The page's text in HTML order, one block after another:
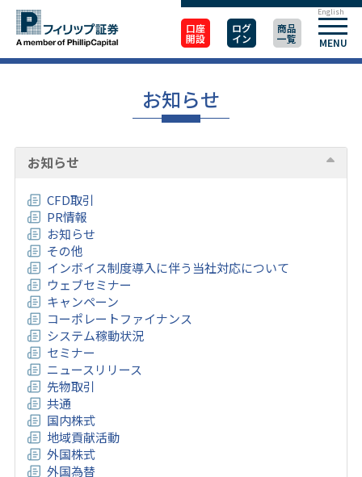
口座
開設
ログ
イン
商品
一覧 MENU
English
お知らせ
お知らせ
CFD取引
PR情報
お知らせ
その他
インボイス制度導入に伴う当社対応について
ウェブセミナー
キャンペーン
コーポレートファイナンス
システム稼動状況
セミナー
ニュースリリース
先物取引
共通
国内株式
地域貢献活動
外国株式
外国為替